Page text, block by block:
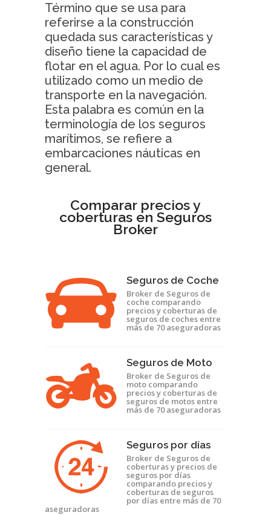
Término que se usa para
referirse a la construcción
quedada sus características y
diseño tiene la capacidad de
flotar en el agua. Por lo cual es
utilizado como un medio de
transporte en la navegación.
Esta palabra es común en la
terminología de los seguros
marítimos, se refiere a
embarcaciones náuticas en
general.
Comparar precios y
coberturas en Seguros
Broker
Seguros de Coche
Broker de Seguros de
coche comparando
precios y coberturas de
seguros de coches entre
más de 70 aseguradoras
Seguros de Moto
Broker de Seguros de
moto comparando
precios y coberturas de
seguros de motos entre
más de 70 aseguradoras
Seguros por días
Broker de Seguros de
coberturas y precios de
seguros por días
comparando precios y
coberturas de seguros
por días entre más de 70
aseguradoras